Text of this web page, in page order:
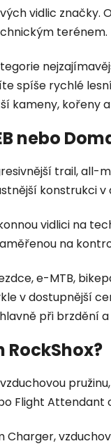
vidlic
terénem.
spíše rychlé
kameny, kořeny
nebo
trail,
konstrukci v
vidlici na
na
e-MTB,
v dostupnější
při brzdění
Flight